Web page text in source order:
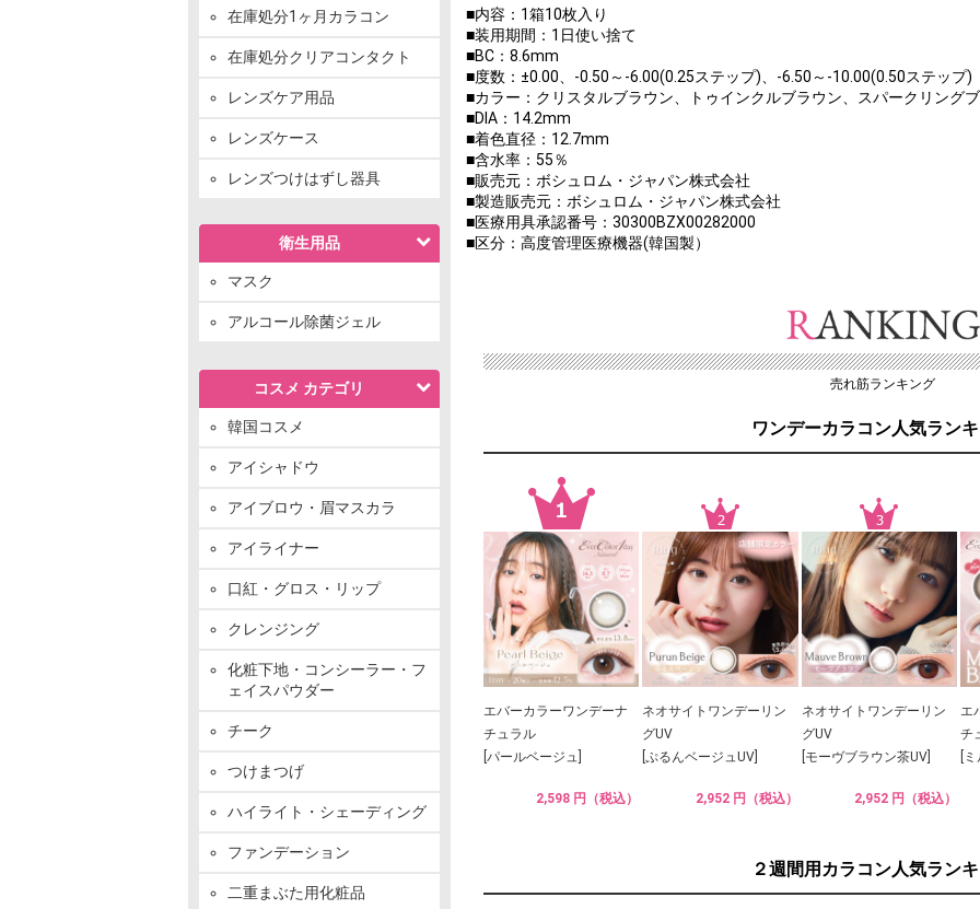
在庫処分1ヶ月カラコン
在庫処分クリアコンタクト
レンズケア用品
レンズケース
レンズつけはずし器具
衛生用品
マスク
アルコール除菌ジェル
コスメ カテゴリ
韓国コスメ
アイシャドウ
アイブロウ・眉マスカラ
アイライナー
口紅・グロス・リップ
クレンジング
化粧下地・コンシーラー・フ
ェイスパウダー
チーク
つけまつげ
ハイライト・シェーディング
ファンデーション
二重まぶた用化粧品
■内容：1箱10枚入り
■装用期間：1日使い捨て
■BC：8.6mm
■度数：±0.00、-0.50～-6.00(0.25ステップ)、-6.50～-10.00(0.50ステップ)
■カラー：クリスタルブラウン、トゥインクルブラウン、スパークリング
■DIA：14.2mm
■着色直径：12.7mm
■含水率：55％
■販売元：ボシュロム・ジャパン株式会社
■製造販売元：ボシュロム・ジャパン株式会社
■医療用具承認番号：30300BZX00282000
■区分：高度管理医療機器(韓国製）
売れ筋ランキング
ワンデーカラコン人気ラン
エバーカラーワンデーナ
チュラル
[パールベージュ]
2,598 円（税込）
ネオサイトワンデーリン
グUV
[ぷるんベージュUV]
2,952 円（税込）
ネオサイトワンデーリン
グUV
[モーヴブラウン茶UV]
2,952 円（税込）
エ
チ
[
２週間用カラコン人気ラン